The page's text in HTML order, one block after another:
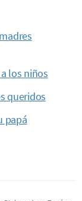
los niños
queridos
papá